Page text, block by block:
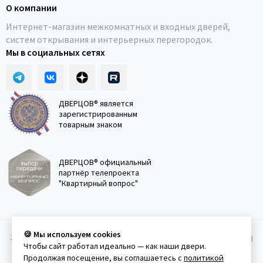
О компании
Интернет-магазин межкомнатных и входных дверей,
систем открывания и интерьерных перегородок.
Мы в социальных сетях
ДВЕРЦОВ® является
зарегистрированным
товарным знаком
ДВЕРЦОВ® официальный
партнёр телепроекта
"Квартирный вопрос"
2011-2026 © Дверцов. Карта сайта
Политика
конфеденциальности Условия использования сайта
🍪 Мы используем cookies
Чтобы сайт работал идеально — как наши двери.
Продолжая посещение, вы соглашаетесь с политикой